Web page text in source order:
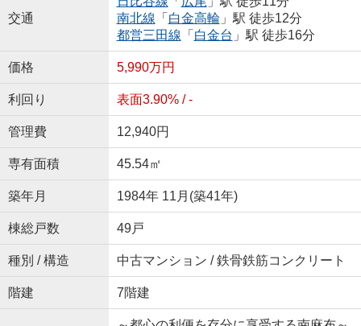
交通
南北線 「 白金高輪」駅 徒歩12分
都営三田線 「 白金台 」駅 徒歩16分
価格 5,990万円
利回り 表面3.90% / -
管理費 12,940円
専有面積 45.54㎡
築年月 1984年 11月(築41年)
棟総戸数 49戸
種別 / 構造 中古マンション / 鉄骨鉄筋コンクリート
階建 7階建